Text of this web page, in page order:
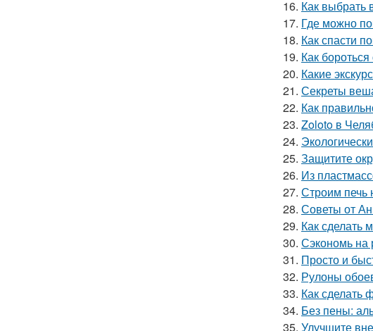
16. Как выбрать
17. Где можно
18. Как спасти
19. Как
20. Какие
21. Секреты
22. Как
23. Zoloto в
24.
25. Защитите
26. Из
27. Строим печь
28. Советы от
29. Как сделать
30. Сэкономь на
31. Просто и
32. Рулоны
33. Как сделать
34. Без пены:
35. Улучшите